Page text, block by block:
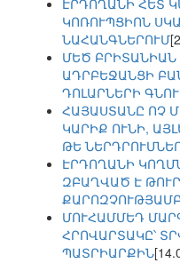
ԷՐԴՈՂԱՆԻ ՀԵՏ
ԿՈՌՈՒՊՑԻՈՆ
ՆԱՀԱՆԳՆԵՐՈՒՄ
ՄԵԾ ԲՐԻՏԱՆԻԱՆ
ԱԴՐԲԵՋԱՆՑԻ
ԴՈԼԱՐՆԵՐԻ
ՀԱՅԱՍՏԱՆԸ ՈՉ
ԿԱՐԻՔ ՈՒՆԻ,
ԹԵ
ԷՐԴՈՂԱՆԻ
ԶԲԱՂՎԱԾ Է
ՔԱՐՈԶՉՈՒԹՅԱՄԲ
ՄՈՒՀԱՄՄԵԴ
ՀՐՈՎԱՐՏԱԿԸ՝
ՊԱՏՐԻԱՐՔԻՆ